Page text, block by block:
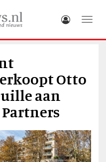
Otto
aan